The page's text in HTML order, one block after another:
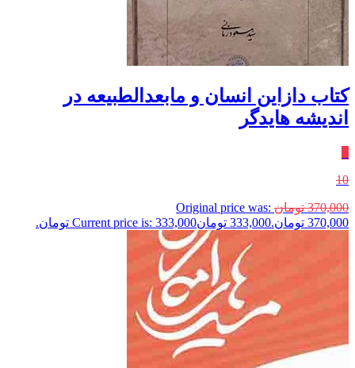
کتاب دازاین‌ انسان‌ و‌ مابعدالطبیعه‌ در‌
اندیشه‌ هایدگر
10
370,000 تومان Original price was:
370,000 تومان.
333,000 تومانCurrent price is: 333,000 تومان.